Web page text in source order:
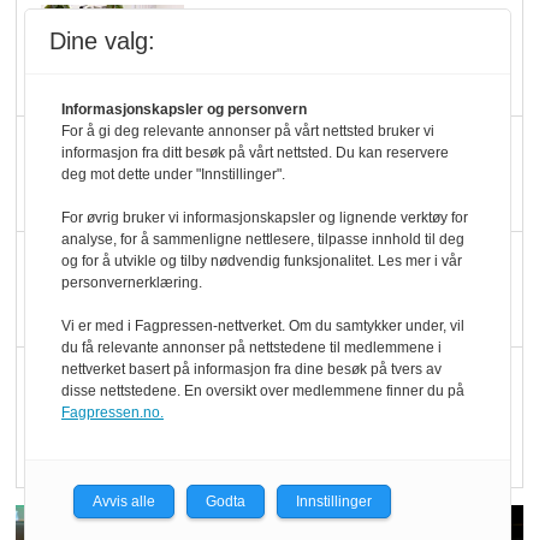
Marit Kolby vant
Blir enklere å velge
økologisk i butikkhylla
Kolonihagen sliter
Rapport: Økokundene
Dine valg:
Informasjonskapsler og personvern
For å gi deg relevante annonser på vårt nettsted bruker vi
informasjon fra ditt besøk på vårt nettsted. Du kan reservere
deg mot dette under "Innstillinger".
For øvrig bruker vi informasjonskapsler og lignende verktøy for
analyse, for å sammenligne nettlesere, tilpasse innhold til deg
og for å utvikle og tilby nødvendig funksjonalitet. Les mer i vår
personvernerklæring.
Vi er med i Fagpressen-nettverket. Om du samtykker under, vil
du få relevante annonser på nettstedene til medlemmene i
nettverket basert på informasjon fra dine besøk på tvers av
disse nettstedene. En oversikt over medlemmene finner du på
Fagpressen.no.
Avvis alle Godta Innstillinger